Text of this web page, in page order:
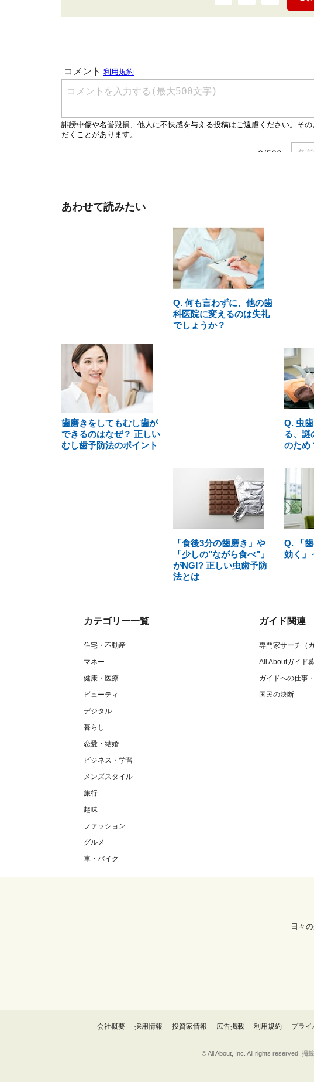
あわせて読みたい
Q. 何も言わずに、他の歯
科医院に変えるのは失礼
でしょうか？
歯磨きをしてもむし歯が
できるのはなぜ？ 正しい
むし歯予防法のポイント
Q. 虫
る、謎
のため
「食後3分の歯磨き」や
「少しの"ながら食べ"」
がNG!? 正しい虫歯予防
法とは
Q. 「
効く」
カテゴリー一覧
住宅・不動産
マネー
健康・医療
ビューティ
デジタル
暮らし
恋愛・結婚
ビジネス・学習
メンズスタイル
旅行
趣味
ファッション
グルメ
車・バイク
ガイド関連
専門家サーチ（
All Aboutガイド
ガイドへの仕事
国民の決断
日々
会社概要 採用情報 投資家情報 広告掲載 利用規約 プラ
© All About, Inc. All rights reserved. 掲